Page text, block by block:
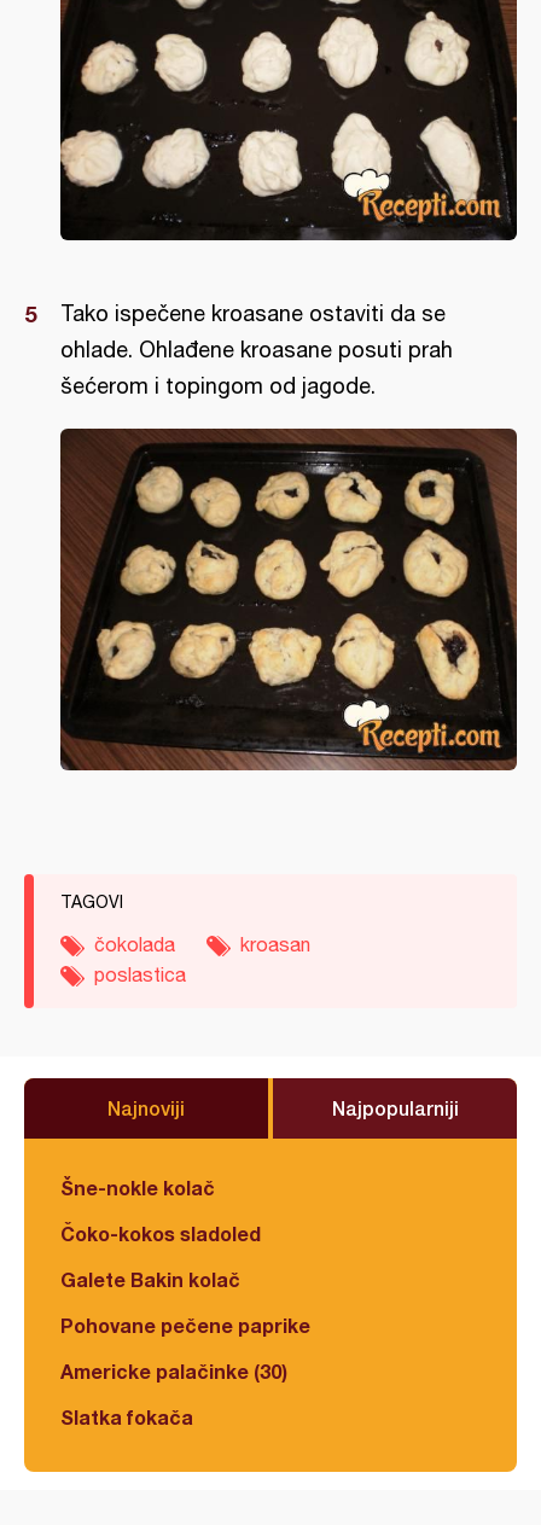
Tako ispečene kroasane ostaviti da se
ohlade. Ohlađene kroasane posuti prah
šećerom i topingom od jagode.
TAGOVI
čokolada
kroasan
poslastica
Najnoviji Najpopularniji
Šne-nokle kolač
Čoko-kokos sladoled
Galete Bakin kolač
Pohovane pečene paprike
Americke palačinke (30)
Slatka fokača